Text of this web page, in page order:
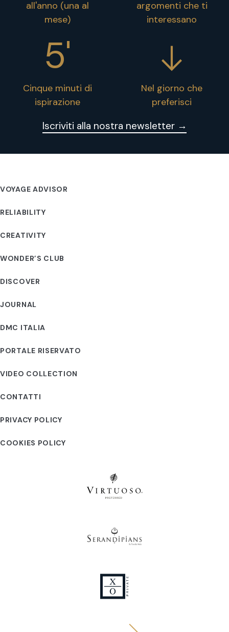
all'anno (una al
mese)
argomenti che ti
interessano
5'
Cinque minuti di
ispirazione
Nel giorno che
preferisci
Iscriviti alla nostra newsletter →
VOYAGE ADVISOR
RELIABILITY
CREATIVITY
WONDER’S CLUB
DISCOVER
JOURNAL
DMC ITALIA
PORTALE RISERVATO
VIDEO COLLECTION
CONTATTI
PRIVACY POLICY
COOKIES POLICY